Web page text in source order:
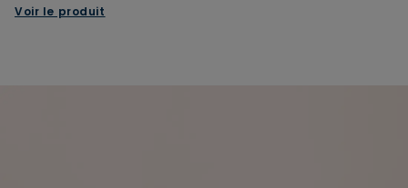
Voir le produit